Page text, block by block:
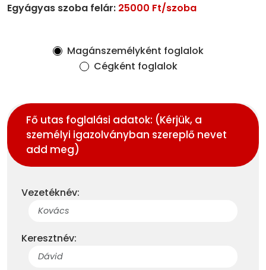
Egyágyas szoba felár: 25000 Ft/szoba
Magánszemélyként foglalok
Cégként foglalok
Fő utas foglalási adatok: (Kérjük, a
személyi igazolványban szereplő nevet
add meg)
Vezetéknév:
Keresztnév: